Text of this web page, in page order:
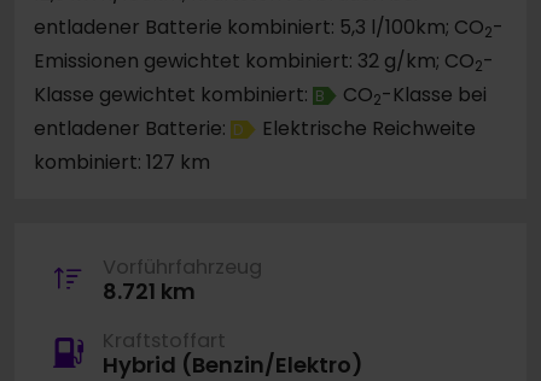
entladener Batterie kombiniert: 5,3 l/100km; CO2-
Emissionen gewichtet kombiniert: 32 g/km; CO2-
Klasse gewichtet kombiniert: B CO2-Klasse bei
entladener Batterie: D
Elektrische Reichweite
kombiniert: 127 km
Vorführfahrzeug
8.721 km
Kraftstoffart
Hybrid (Benzin/Elektro)